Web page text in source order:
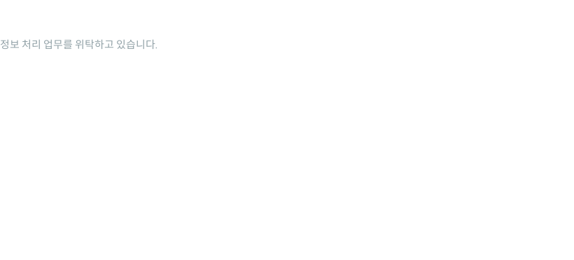
보 처리 업무를 위탁하고 있습니다.